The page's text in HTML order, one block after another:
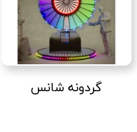
گردونه شانس